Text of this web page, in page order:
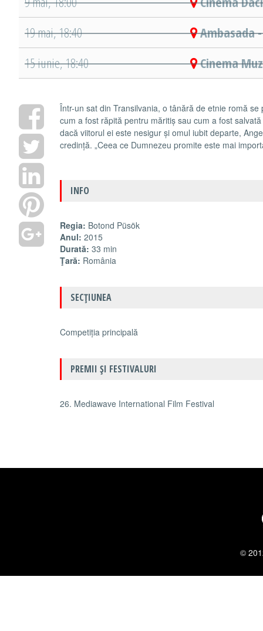
19 mai, 18:40
Ambasada
15 iunie, 18:40
Cinema
Într-un sat din Transilvania, o tânără de etnie romă
cum a fost răpită pentru măritiș sau cum a fost
dacă viitorul ei este nesigur și omul iubit departe,
credință. „Ceea ce Dumnezeu promite este mai
INFO
Regia: Botond Püsök
Anul: 2015
Durată: 33 min
Ţară: România
SECŢIUNEA
Competiția principală
PREMII ŞI FESTIVALURI
26. Mediawave International Film Festival
©